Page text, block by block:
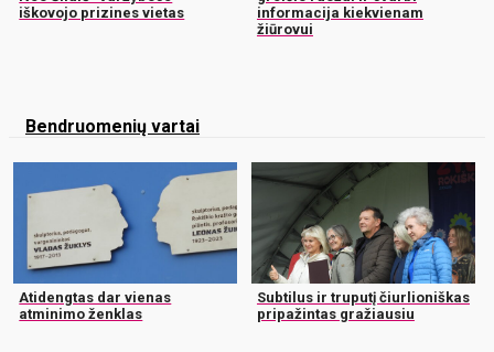
iškovojo prizines vietas
informacija kiekvienam
žiūrovui
Bendruomenių vartai
Atidengtas dar vienas
atminimo ženklas
Subtilus ir truputį čiurlioniškas
pripažintas gražiausiu